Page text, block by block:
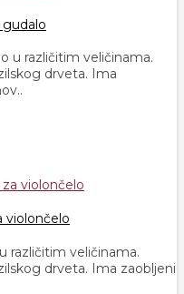
gudalo
u različitim veličinama.
drveta. Ima
violončelo
različitim veličinama.
drveta. Ima zaobljeni